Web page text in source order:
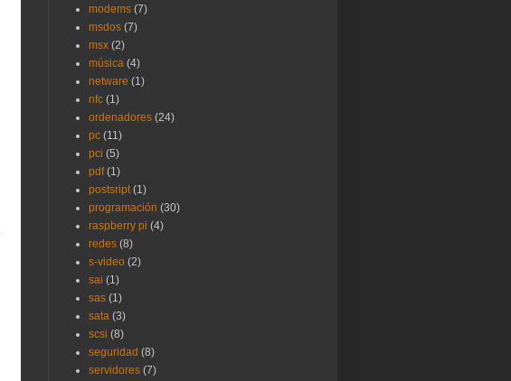
modems (7)
msdos (7)
msx (2)
música (4)
netware (1)
nfc (1)
ordenadores (24)
pc (11)
pci (5)
pdf (1)
postsript (1)
programación (30)
raspberry pi (4)
redes (8)
s-video (2)
sai (1)
sas (1)
sata (3)
scsi (8)
seguridad (8)
servidores (7)